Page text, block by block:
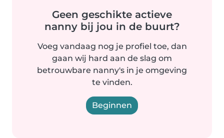
Geen geschikte actieve
nanny bij jou in de buurt?
Voeg vandaag nog je profiel toe, dan
gaan wij hard aan de slag om
betrouwbare nanny's in je omgeving
te vinden.
Beginnen